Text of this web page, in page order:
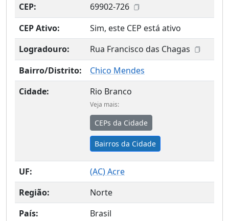
CEP:
69902-726
CEP Ativo:
Sim, este CEP está ativo
Logradouro:
Rua Francisco das Chagas
Bairro/Distrito:
Chico Mendes
Cidade:
Rio Branco
Veja mais:
CEPs da Cidade
Bairros da Cidade
UF: (AC) Acre
Região:
Norte
País:
Brasil